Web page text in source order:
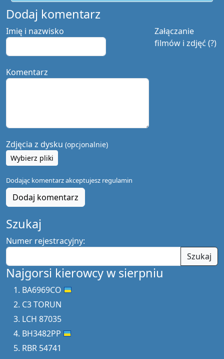
Dodaj komentarz
Załączanie
filmów i zdjęć (?)
Imię i nazwisko
Komentarz
Zdjęcia z dysku (opcjonalnie)
Wybierz pliki
Dodając komentarz akceptujesz regulamin
Dodaj komentarz
Szukaj
Numer rejestracyjny:
Szukaj
Najgorsi kierowcy w sierpniu
BA6969CO
C3 TORUN
LCH 87035
BH3482PP
RBR 54741